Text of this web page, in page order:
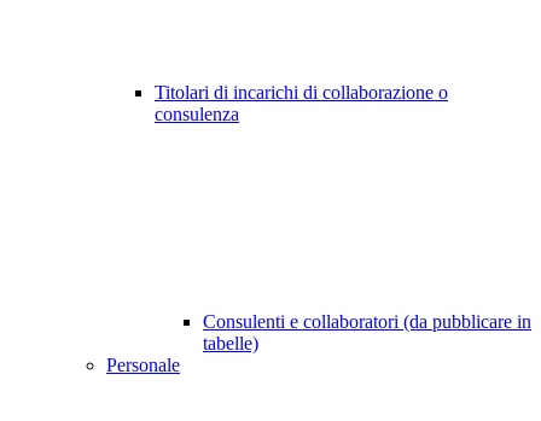
Titolari di incarichi di collaborazione o
consulenza
Consulenti e collaboratori (da pubblicare in
tabelle)
Personale